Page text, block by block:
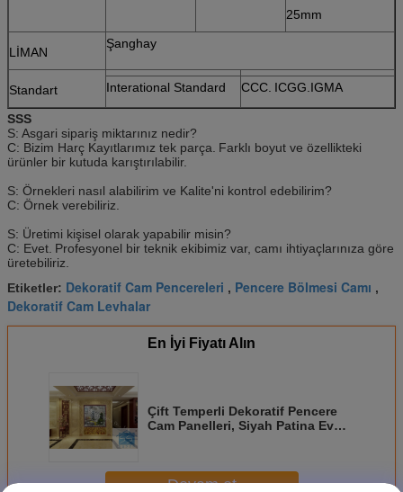
25mm
LİMAN
Şanghay
Standart Interational Standard CCC. ICGG.IGMA
SSS
S: Asgari sipariş miktarınız nedir?
C: Bizim Harç Kayıtlarımız tek parça. Farklı boyut ve özellikteki
ürünler bir kutuda karıştırılabilir.
S: Örnekleri nasıl alabilirim ve Kalite'ni kontrol edebilirim?
C: Örnek verebiliriz.
S: Üretimi kişisel olarak yapabilir misin?
C: Evet. Profesyonel bir teknik ekibimiz var, camı ihtiyaçlarınıza göre
üretebiliriz.
Etiketler: Dekoratif Cam Pencereleri , Pencere Bölmesi Camı ,
Dekoratif Cam Levhalar
En İyi Fiyatı Alın
Çift Temperli Dekoratif Pencere
Cam Panelleri, Siyah Patina Ev
Devam et